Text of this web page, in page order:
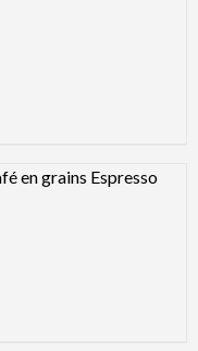
Preview Image